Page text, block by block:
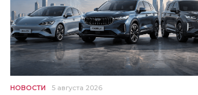
НОВОСТИ 5 августа 2026